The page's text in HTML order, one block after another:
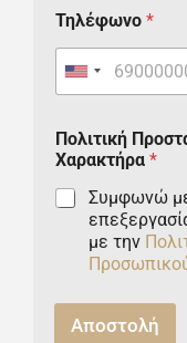
Τηλέφωνο*
U
i
t
Πολιτική
Χαρακτήρα*
Συμφωνώ
με την
Αποστολή